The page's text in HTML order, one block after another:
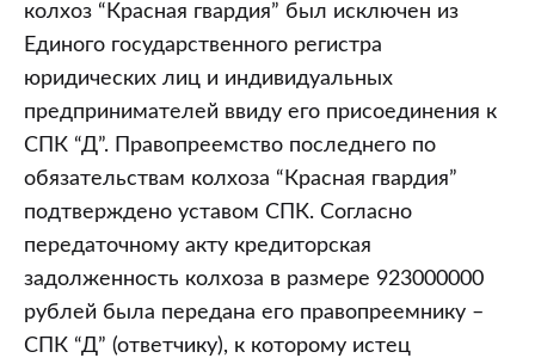
колхоз “Красная гвардия” был исключен из
Единого государственного регистра
юридических лиц и индивидуальных
предпринимателей ввиду его присоединения к
СПК “Д”. Правопреемство последнего по
обязательствам колхоза “Красная гвардия”
подтверждено уставом СПК. Согласно
передаточному акту кредиторская
задолженность колхоза в размере 923000000
рублей была передана его правопреемнику –
СПК “Д” (ответчику), к которому истец